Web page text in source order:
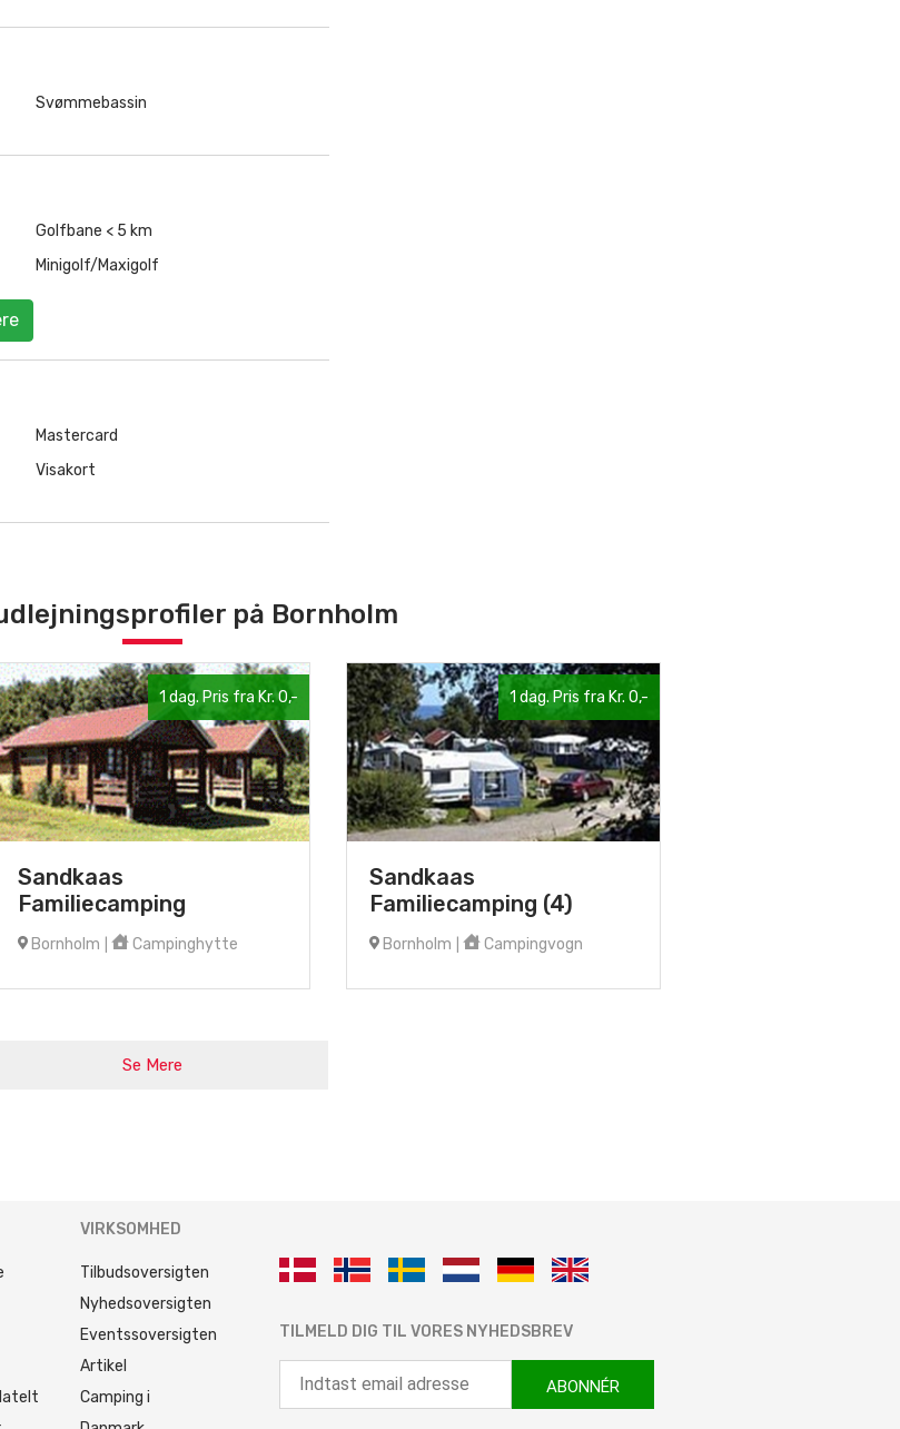
Svømmebassin
Golfbane < 5 km
Minigolf/Maxigolf
Mastercard
Visakort
på Bornholm
1 dag. Pris fra Kr. 0,-
Sandkaas
Familiecamping
Bornholm | Campinghytte
1 dag. Pris fra Kr. 0,-
Sandkaas
Familiecamping (4)
Bornholm Campingvogn
Se Mere
VIRKSOMHED
Tilbudsoversigten
Nyhedsoversigten
Eventssoversigten
Artikel
Camping i
TILMELD DIG TIL VORES NYHEDSBREV
ABONNÉR